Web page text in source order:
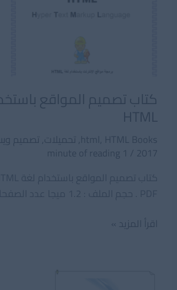
كتاب تصميم المواقع
HTML
html , HTML Books
,تحميلات,تصميم
2017
/
1 minute of reading
كتاب
اقرأ المزيد »